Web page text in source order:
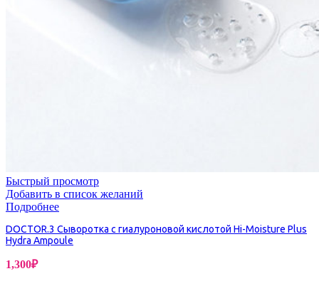
Быстрый просмотр
Добавить в список желаний
Подробнее
DOCTOR.3 Сыворотка с гиалуроновой кислотой Hi-Moisture Plus
Hydra Ampoule
1,300₽